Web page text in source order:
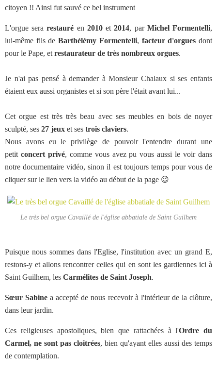
citoyen !! Ainsi fut sauvé ce bel instrument
L'orgue serarestauré en 2010et2014, par Michel Formentelli,
lui-même fils deBarthélémy Formentelli, facteur d'orgues dont
pour le Pape, et restaurateur de très nombreux orgues.
Je n'ai pas pensé à demander à Monsieur Chalaux si ses enfants
étaient eux aussi organistes et si son père l'était avant lui...
Cet orgue est très très beau avec ses meubles en bois de noyer
sculpté, ses 27 jeux et ses trois claviers.
Nous avons eu le privilège de pouvoir l'entendre durant une
petit concert privé, comme vous avez pu vous aussi le voir dans
notre documentaire vidéo, sinon il est toujours temps pour vous de
cliquer sur le lien vers la vidéo au début de la page 😉
Le très bel orgue Cavaillé de l'église abbatiale de Saint Guilhem
Puisque nous sommes dans l'Eglise, l'institution avec un grand E,
restons-y et allons rencontrer celles qui en sont les gardiennes ici à
Saint Guilhem, les Carmélites de Saint Joseph.
Sœur Sabine a accepté de nous recevoir à l'intérieur de la clôture,
dans leur jardin.
Ces religieuses apostoliques, bien que rattachées à l'Ordre du
Carmel, ne sont pas cloitrées, bien qu'ayant elles aussi des temps
de contemplation.